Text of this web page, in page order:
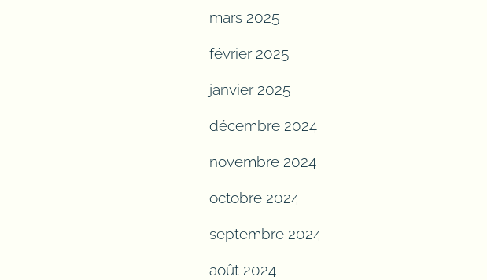
mars 2025
février 2025
janvier 2025
décembre 2024
novembre 2024
octobre 2024
septembre 2024
août 2024